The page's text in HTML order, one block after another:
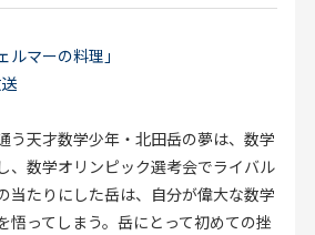
マーの料理」
う天才数学少年・北田岳の夢は、数学
、数学オリンピック選考会でライバル
当たりにした岳は、自分が偉大な数学
悟ってしまう。岳にとって初めての挫